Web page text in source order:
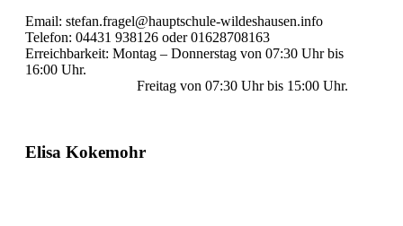
Email: stefan.fragel@hauptschule-wildeshausen.info
Telefon: 04431 938126 oder 01628708163
Erreichbarkeit: Montag – Donnerstag von 07:30 Uhr bis
16:00 Uhr.
Freitag von 07:30 Uhr bis 15:00 Uhr.
Elisa Kokemohr